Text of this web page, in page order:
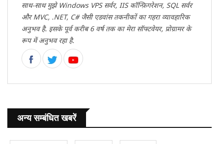
साथ-साथ मुझे Windows VPS सर्वर, IIS कॉन्फ़िगरेशन, SQL सर्वर
और MVC, .NET, C# जैसी एडवांस तकनीकों का गहरा व्यावहारिक
अनुभव है. इसके पूर्व करीब 6 वर्ष तक का मेरा सॉफ्टवेयर, प्रोग्रामर के
रूप में अनुभव रहा है.
अन्य सम्बंधित खबरें